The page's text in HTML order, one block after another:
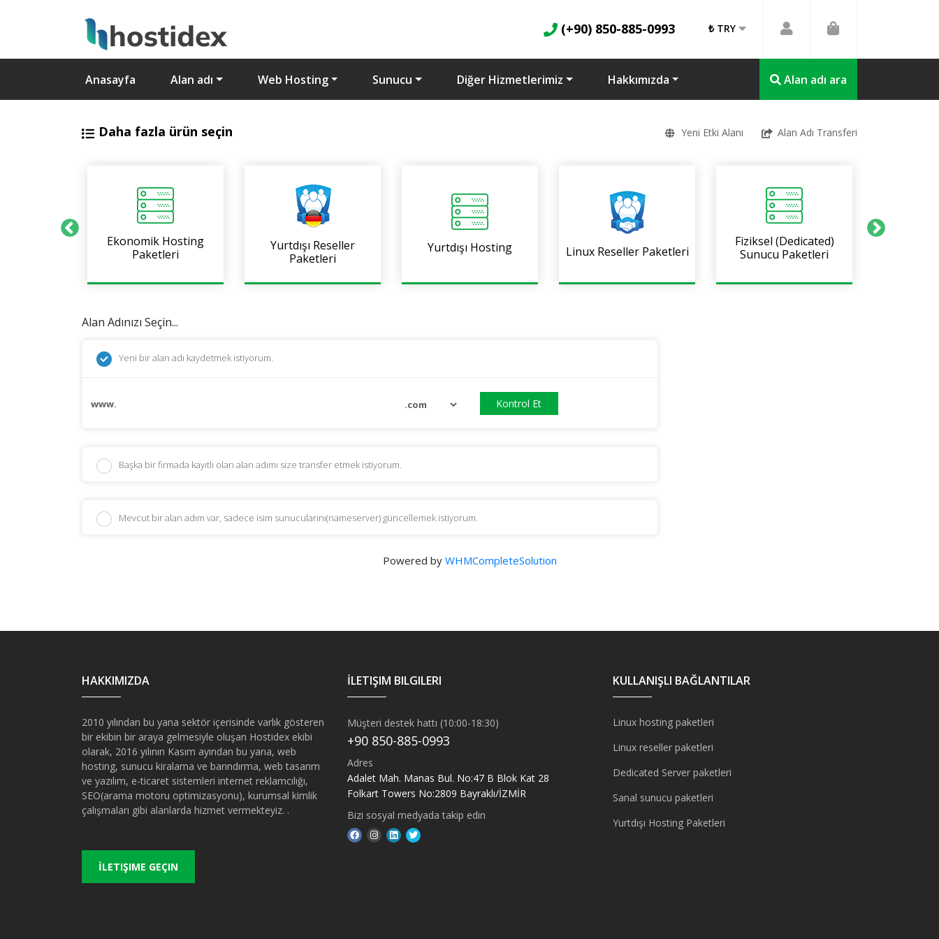
(+90) 850-885-0993 ₺ TRY
Anasayfa Alan adı Web Hosting Sunucu Diğer Hizmetlerimiz Hakkımızda Alan adı ara
Daha fazla ürün seçin Yeni Etki Alanı Alan Adı Transferi
Ekonomik Hosting
Paketleri
Yurtdışı Reseller
Paketleri
Yurtdışı Hosting Linux Reseller Paketleri
Fiziksel (Dedicated)
Sunucu Paketleri
Alan Adınızı Seçin...
Yeni bir alan adı kaydetmek istiyorum.
www. Kontrol Et
Başka bir firmada kayıtlı olan alan adımı size transfer etmek istiyorum.
Mevcut bir alan adım var, sadece isim sunucularını(nameserver) güncellemek istiyorum.
Powered by WHMCompleteSolution
HAKKIMIZDA
2010 yılından bu yana sektör içerisinde varlık gösteren
bir ekibin bir araya gelmesiyle oluşan Hostidex ekibi
olarak, 2016 yılının Kasım ayından bu yana, web
hosting, sunucu kiralama ve barındırma, web tasarım
ve yazılım, e-ticaret sistemleri internet reklamcılığı,
SEO(arama motoru optimizasyonu), kurumsal kimlik
çalışmaları gibi alanlarda hizmet vermekteyiz. .
İLETIŞIME GEÇIN
İLETIŞIM BILGILERI
Müşteri destek hattı (10:00-18:30)
+90 850-885-0993
Adres
Adalet Mah. Manas Bul. No:47 B Blok Kat 28
Folkart Towers No:2809 Bayraklı/İZMİR
Bizi sosyal medyada takip edin
KULLANIŞLI BAĞLANTILAR
Linux hosting paketleri
Linux reseller paketleri
Dedicated Server paketleri
Sanal sunucu paketleri
Yurtdışı Hosting Paketleri